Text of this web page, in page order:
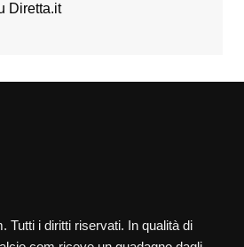
Diretta.it
Tutti i diritti riservati. In qualità di